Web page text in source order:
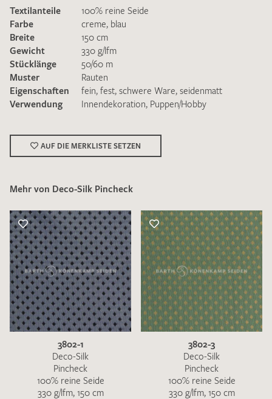
Ich bin damit einverstanden, dass meine angegebenen Daten
zur Beantwortung meiner Musteranfrage genutzt werden.
genommen und akzeptiere diese.
MUSTERANFRAGE SENDEN
Textilanteile
100% reine Seide
Farbe
creme, blau
Breite
150 cm
Gewicht
330 g/lfm
Stücklänge
50/60 m
Muster
Rauten
Eigenschaften
fein, fest, schwere Ware, seidenmatt
Verwendung
Innendekoration, Puppen/Hobby
AUF DIE MERKLISTE SETZEN
Mehr von Deco-Silk Pincheck
3802-1
Deco-Silk
Pincheck
100% reine Seide
330 g/lfm, 150 cm
3802-3
Deco-Silk
Pincheck
100% reine Seide
330 g/lfm, 150 cm